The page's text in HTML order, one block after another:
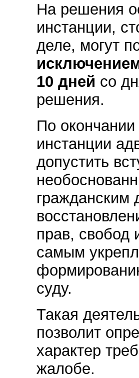
На решения
инстанции,
деле, могут
10 дней со
решения.
По
инстанции
допустить
гражданским
прав, свобод
самым
суду.
Такая
позволит
характер
жалобе.